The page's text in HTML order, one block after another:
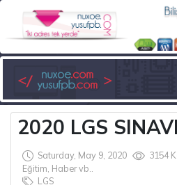
2020 LGS
Saturday, May 9, 2020 3154
Eğitim, Haber vb..
LGS